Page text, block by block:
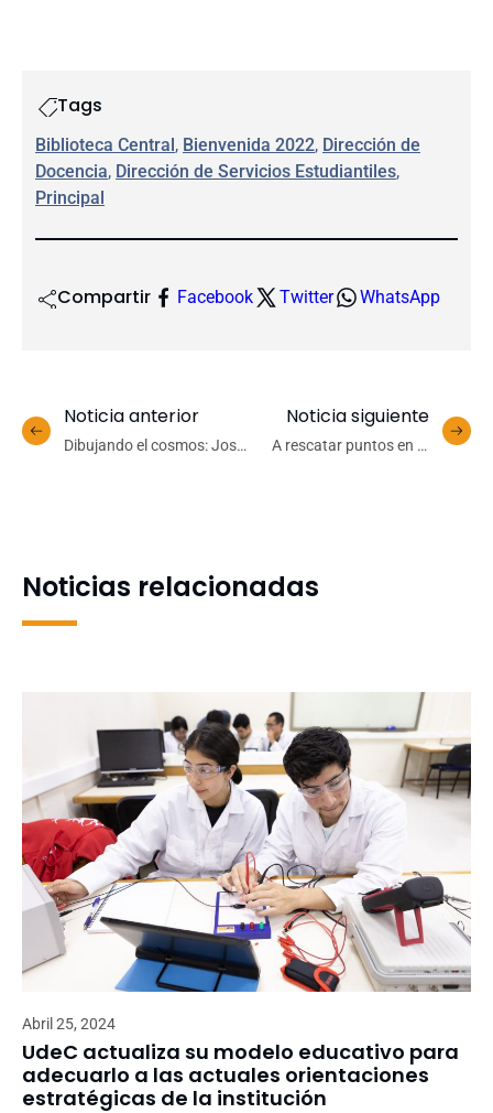
Tags
Biblioteca Central, Bienvenida 2022, Dirección de
Docencia, Dirección de Servicios Estudiantiles
Principal
Compartir Facebook Twitter WhatsApp
Noticia anterior
Dibujando el cosmos: José
Noticia siguiente
A rescatar puntos en la
Noticias relacionadas
Abril 25, 2024
UdeC actualiza su modelo educativo para
adecuarlo a las actuales orientaciones
estratégicas de la institución